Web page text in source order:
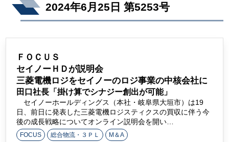
ス
ン
ラ
イ
ン
2024年6月25日 第5253号
ＦＯＣＵＳ
セイノーＨＤが説明会
三菱電機ロジをセイノーのロジ事業の中核会社に
田口社長「掛け算でシナジー創出が可能」
セイノーホールディングス（本社・岐阜県大垣市）は19
日、前日に発表した三菱電機ロジスティクスの買収に伴う今
後の成長戦略についてオンライン説明会を開い…
FOCUS 総合物流・３ＰＬ M＆A